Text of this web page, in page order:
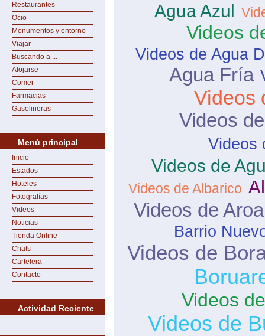
Restaurantes
Ocio
Monumentos y entorno
Viajar
Buscando a ...
Alojarse
Comer
Farmacias
Gasolineras
Menú principal
Inicio
Estados
Hoteles
Fotografías
Videos
Noticias
Tienda Online
Chats
Cartelera
Contacto
Actividad Reciente
Agua Azul
Videos
Videos de Agua
Agua Fría
Videos
Videos
Videos
Videos de
Videos de Albarico
Videos de Aroa
Barrio
Videos de
Videos
Videos de